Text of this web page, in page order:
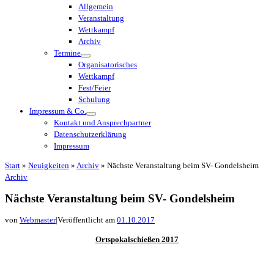
Allgemein
Veranstaltung
Wettkampf
Archiv
Termine
Organisatorisches
Wettkampf
Fest/Feier
Schulung
Impressum & Co.
Kontakt und Ansprechpartner
Datenschutzerklärung
Impressum
Start » Neuigkeiten » Archiv » Nächste Veranstaltung beim SV- Gondelsheim
Archiv
Nächste Veranstaltung beim SV- Gondelsheim
von Webmaster|Veröffentlicht am 01.10.2017
Ortspokalschießen 2017